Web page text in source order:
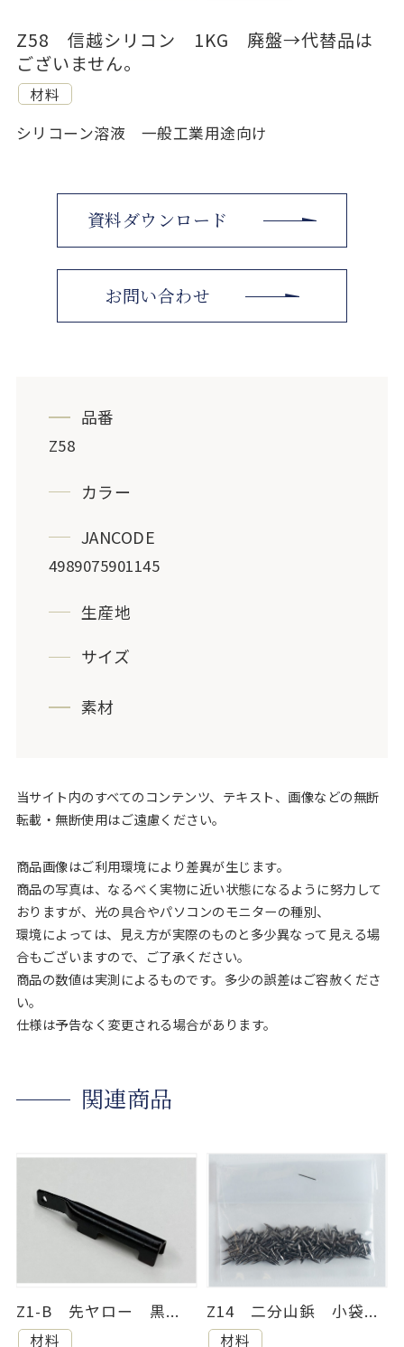
Z58 信越シリコン 1KG 廃盤→代替品は
ございません。
材料
シリコーン溶液 一般工業用途向け
お問い合わせ
資料ダウンロード
品番
Z58
カラー
JANCODE
4989075901145
生産地
サイズ
素材
当サイト内のすべてのコンテンツ、テキスト、画像などの無断
転載・無断使用はご遠慮ください。
商品画像はご利用環境により差異が生じます。
商品の写真は、なるべく実物に近い状態になるように努力して
おりますが、光の具合やパソコンのモニターの種別、
環境によっては、見え方が実際のものと多少異なって見える場
合もございますので、ご了承ください。
商品の数値は実測によるものです。多少の誤差はご容赦くださ
い。
仕様は予告なく変更される場合があります。
関連商品
Z1-B 先ヤロー 黒...
材料
Z14 二分山鋲 小袋...
材料